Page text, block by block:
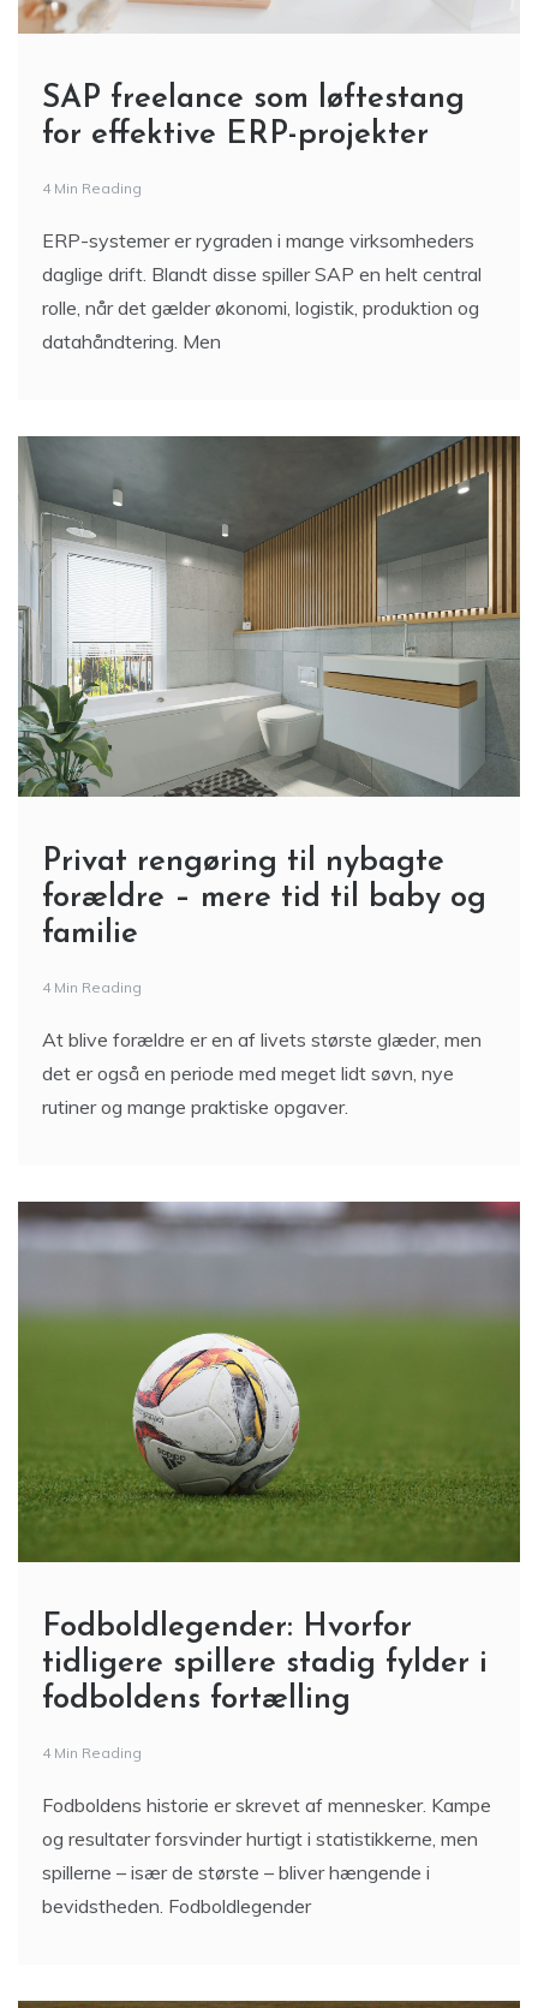
SAP freelance som løftestang
for effektive ERP-projekter
4 Min Reading
ERP-systemer er rygraden i mange virksomheders
daglige drift. Blandt disse spiller SAP en helt central
rolle, når det gælder økonomi, logistik, produktion og
datahåndtering. Men
Privat rengøring til nybagte
forældre – mere tid til baby og
familie
4 Min Reading
At blive forældre er en af livets største glæder, men
det er også en periode med meget lidt søvn, nye
rutiner og mange praktiske opgaver.
Fodboldlegender: Hvorfor
tidligere spillere stadig fylder i
fodboldens fortælling
4 Min Reading
Fodboldens historie er skrevet af mennesker. Kampe
og resultater forsvinder hurtigt i statistikkerne, men
spillerne – især de største – bliver hængende i
bevidstheden. Fodboldlegender